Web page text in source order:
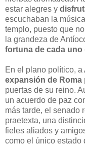
estar alegres y
escuchaban la
templo, puesto que
la grandeza de
fortuna de cada
En el plano político,
expansión de Roma
puertas de su reino.
un acuerdo de paz
más tarde, el senado
praetexta, una
fieles aliados y
como el único estado